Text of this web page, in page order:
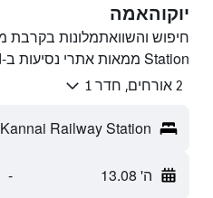
יוקוהאמה
Station ממאות אתרי נסיעות ב-HotelsCombined.
2 אורחים, חדר 1
Kannai Railway Station - יוקוהאמה, יפן
ה' 13.08 -